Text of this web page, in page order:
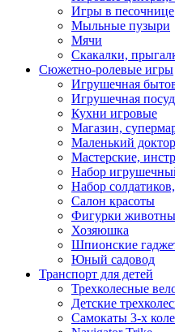
Игры в песочнице
Мыльные пузыри
Мячи
Скакалки,
Сюжетно-ролевые игры
Игрушечная
Игрушечная
Кухни игровые
Магазин,
Маленький доктор
Мастерские,
Набор
Набор
Салон красоты
Фигурки
Хозяюшка
Шпионские
Юный садовод
Транспорт для детей
Трехколесные
Детские
Самокаты 3-х